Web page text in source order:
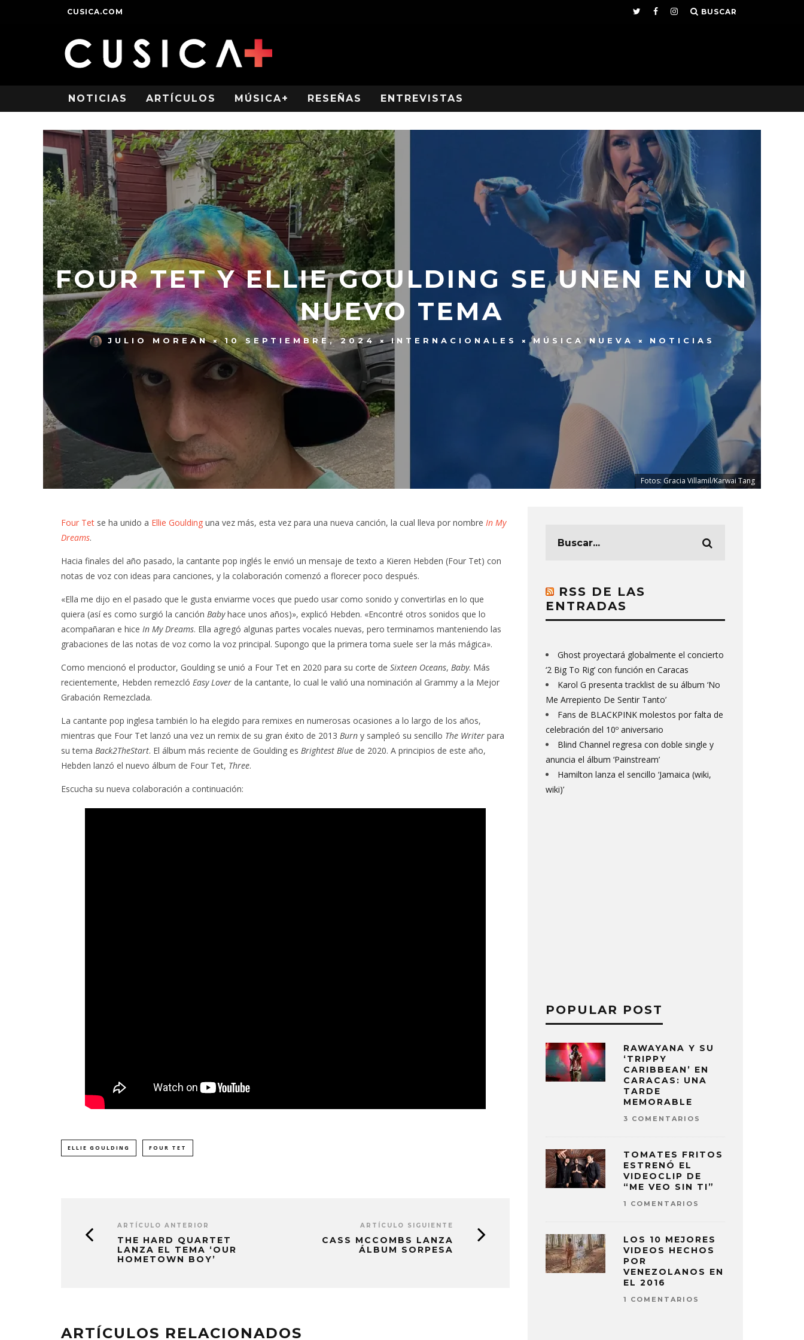
CUSICA.COM BUSCAR
NOTICIAS ARTÍCULOS MÚSICA+ RESEÑAS ENTREVISTAS
FOUR TET Y ELLIE GOULDING SE UNEN EN UN
NUEVO TEMA
JULIO MOREAN 10 SEPTIEMBRE, 2024 INTERNACIONALES MÚSICA NUEVA NOTICIAS
Fotos: Gracia Villamil/Karwai Tang
Four Tet se ha unido a Ellie Goulding una vez más, esta vez para una nueva canción, la cual lleva por nombre In My
Dreams.
Hacia finales del año pasado, la cantante pop inglés le envió un mensaje de texto a Kieren Hebden (Four Tet) con
notas de voz con ideas para canciones, y la colaboración comenzó a florecer poco después.
«Ella me dijo en el pasado que le gusta enviarme voces que puedo usar como sonido y convertirlas en lo que
quiera (así es como surgió la canción Babyhace unos años)», explicó Hebden. «Encontré otros sonidos que lo
acompañaran e hice In My Dreams. Ella agregó algunas partes vocales nuevas, pero terminamos manteniendo las
grabaciones de las notas de voz como la voz principal. Supongo que la primera toma suele ser la más mágica».
Como mencionó el productor, Goulding se unió a Four Tet en 2020 para su corte de Sixteen Oceans, Baby. Más
recientemente, Hebden remezcló Easy Lover de la cantante, lo cual le valió una nominación al Grammy a la Mejor
Grabación Remezclada.
La cantante pop inglesa también lo ha elegido para remixes en numerosas ocasiones a lo largo de los años,
mientras que Four Tet lanzó una vez un remix de su gran éxito de 2013 Burn y sampleó su sencillo The Writer para
su tema Back2TheStart. El álbum más reciente de Goulding es Brightest Blue de 2020. A principios de este año,
Hebden lanzó el nuevo álbum de Four Tet, Three.
Escucha su nueva colaboración a continuación:
ELLIE GOULDING FOUR TET
ARTÍCULO ANTERIOR
THE HARD QUARTET
LANZA EL TEMA ‘OUR
HOMETOWN BOY’
ARTÍCULO SIGUIENTE
CASS MCCOMBS LANZA
ÁLBUM SORPESA
ARTÍCULOS RELACIONADOS
RSS DE LAS
ENTRADAS
Ghost proyectará globalmente el concierto
‘2 Big To Rig’ con función en Caracas
Karol G presenta tracklist de su álbum ‘No
Me Arrepiento De Sentir Tanto’
Fans de BLACKPINK molestos por falta de
celebración del 10º aniversario
Blind Channel regresa con doble single y
anuncia el álbum ‘Painstream’
Hamilton lanza el sencillo ‘Jamaica (wiki,
wiki)’
POPULAR POST
RAWAYANA Y SU
‘TRIPPY
CARIBBEAN’ EN
CARACAS: UNA
TARDE
MEMORABLE
3 COMENTARIOS
TOMATES FRITOS
ESTRENÓ EL
VIDEOCLIP DE
“ME VEO SIN TI”
1 COMENTARIOS
LOS 10 MEJORES
VIDEOS HECHOS
POR
VENEZOLANOS EN
EL 2016
1 COMENTARIOS